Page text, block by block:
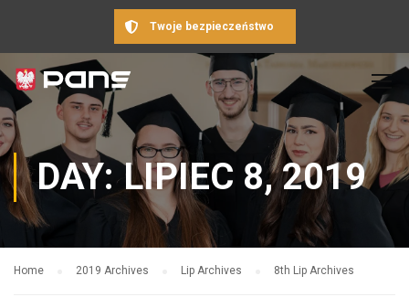
Twoje bezpieczeństwo
DAY: LIPIEC 8, 2019
Home 2019 Archives Lip Archives 8th Lip Archives